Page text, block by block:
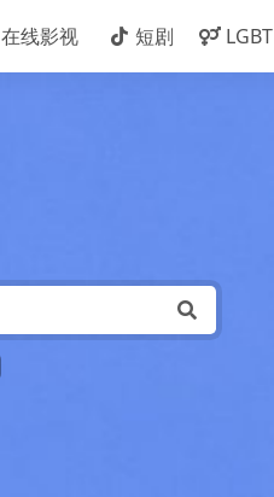
在线影视 短剧 LGBT